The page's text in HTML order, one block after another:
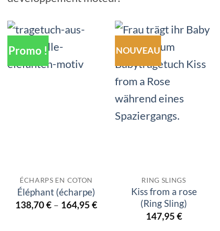
Promo !
ÉCHARPS EN COTON
Éléphant (écharpe)
138,70€ – 164,95 €
NOUVEAU
RING SLINGS
Kiss from a rose
(Ring Sling)
147,95 €